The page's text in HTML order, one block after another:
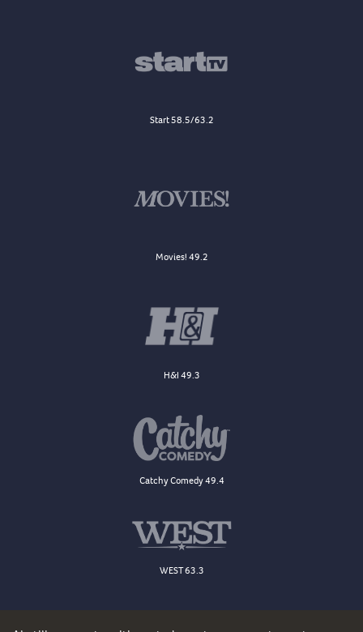
Start 58.5/63.2
Movies! 49.2
H&I 49.3
Catchy Comedy 49.4
WEST 63.3